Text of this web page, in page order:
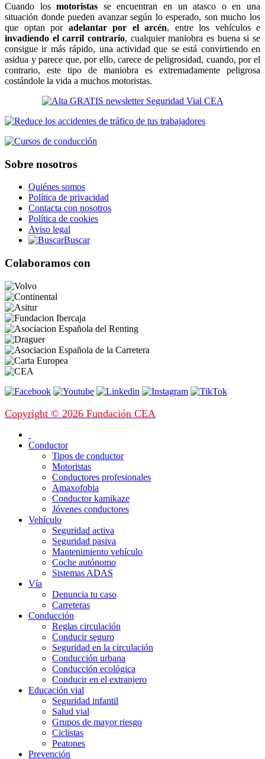
Cuando losmotoristas se encuentran en un atasco o en una
situación donde pueden avanzar según lo esperado, son mucho los
que optan por adelantar por el arcén, entre los vehículos e
invadiendo el carril contrario, cualquier maniobra es buena si se
consigue ir más rápido, una actividad que se está convirtiendo en
asidua y parece que, por ello, carece de peligrosidad, cuando, por el
contrario, este tipo de maniobra es extremadamente peligrosa
costándole la vida a muchos motoristas.
Sobre nosotros
Quiénes somos
Política de privacidad
Contacta con nosotros
Política de cookies
Aviso legal
Buscar
Colaboramos con
Copyright © 2026 Fundación CEA
Conductor
Tipos de conductor
Motoristas
Conductores profesionales
Amaxofobia
Conductor kamikaze
Jóvenes conductores
Vehículo
Seguridad activa
Seguridad pasiva
Mantenimiento vehículo
Coche autónomo
Sistemas ADAS
Vía
Denuncia tu caso
Carreteras
Conducción
Reglas circulación
Conducir seguro
Seguridad en la circulación
Conducción urbana
Conducción ecológica
Conducir en el extranjero
Educación vial
Seguridad infantil
Salud vial
Grupos de mayor riesgo
Ciclistas
Peatones
Prevención